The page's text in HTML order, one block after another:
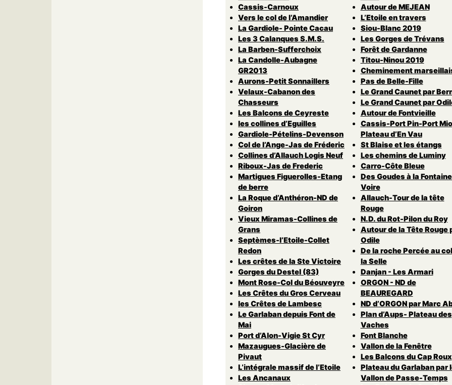
Cassis-Carnoux
Vers le col de l’Amandier
La Gardiole- Pointe Cacau
Les 3 Calanques S.M.S.
La Barben-Sufferchoix
La Candolle-Aubagne
GR2013
Aurons-Petit Sonnaillers
Velaux-Cabanon des
Chasseurs
Les Balcons de Ceyreste
les collines d’Eguilles
Gardiole-Pételins-Devenson
Col de l’Ange-Jas de Fréderic
Collines d’Allauch Logis Neuf
Riboux-Jas de Frederic
Martigues Figuerolles-Etang
de berre
La Roque d’Anthéron-ND de
Goiron
Vieux Miramas-Collines de
Grans
Septèmes-l’Etoile-Collet
Redon
Les crêtes de la Ste Victoire
Gorges du Destel (83)
Mont Rose-Col du Béouveyre
Les Crêtes du Gros Cerveau
les Crêtes de Lambesc
Le Garlaban depuis Font de
Mai
Port d’Alon-Vigie St Cyr
Mazaugues-Glacière de
Pivaut
L’intégrale massif de l’Etoile
Les Ancanaux
Autour de MEJEAN
L’Etoile en travers
Siou-Blanc 2019
Les Gorges de Trévans
Forêt de Gardanne
Titou-Ninou 2019
Cheminement
Pas de Belle-Fille
Le Grand Caunet par
Le Grand Caunet par
Autour de Fontvieille
Cassis-Port Pin-Port
Plateau d’En Vau
St Blaise et les étangs
Les chemins de Luminy
Carro-Côte Bleue
Des Goudes à la
Voire
Allauch-Tour de la tête
Rouge
N.D. du Rot-Pilon du Roy
Autour de la Tête Rouge
Odile
De la roche Percée au
la Selle
Danjan - Les Armari
ORGON - ND de
BEAUREGARD
ND d’ORGON par Marc
Plan d’Aups- Plateau des
Vaches
Font Blanche
Vallon de la Fenêtre
Les Balcons du Cap Roux
Plateau du Garlaban par
Vallon de Passe-Temps